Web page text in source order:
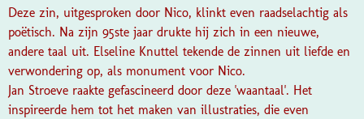
Deze zin, uitgesproken door Nico, klinkt even raadselachtig als
poëtisch. Na zijn 95ste jaar drukte hij zich in een nieuwe,
andere taal uit. Elseline Knuttel tekende de zinnen uit liefde en
verwondering op, als monument voor Nico.
Jan Stroeve raakte gefascineerd door deze 'waantaal'. Het
inspireerde hem tot het maken van illustraties, die even